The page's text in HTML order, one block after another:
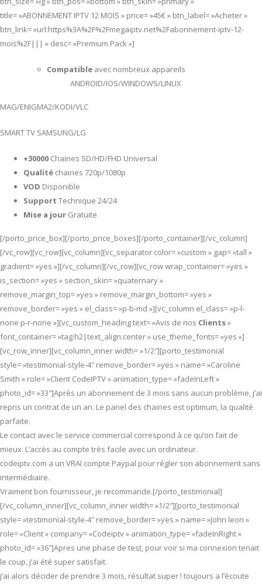
title= »ABONNEMENT IPTV 12 MOIS » price= »45€ » btn_label= »Acheter »
btn_link= »url:https%3A%2F%2Fmegaiptv.net%2Fabonnement-iptv-12-
mois%2F||| » desc= »Premium Pack »]
Compatible avec nombreux appareils
ANDROID/IOS/WINDOWS/LINUX
MAG/ENIGMA2/KODI/VLC
SMART TV SAMSUNG/LG
+30000 Chaines SD/HD/FHD Universal
Qualité chaines 720p/1080p
VOD Disponible
Support Technique 24/24
Mise a jour Gratuite
[/porto_price_box][/porto_price_boxes][/porto_container][/vc_column]
[/vc_row][vc_row][vc_column][vc_separator color= »custom » gap= »tall »
gradient= »yes »][/vc_column][/vc_row][vc_row wrap_container= »yes »
is_section= »yes » section_skin= »quaternary »
remove_margin_top= »yes » remove_margin_bottom= »yes »
remove_border= »yes » el_class= »p-b-md »][vc_column el_class= »p-l-
none p-r-none »][vc_custom_heading text= »Avis de nos Clients»
font_container= »tag:h2|text_align:center » use_theme_fonts= »yes »]
[vc_row_inner][vc_column_inner width= »1/2″][porto_testimonial
style= »testimonial-style-4″ remove_border= »yes » name= »Caroline
Smith » role= »Client CodeIPTV » animation_type= »fadeInLeft »
photo_id= »33″]Après un abonnement de 3 mois sans aucun problème, j’ai
repris un contrat de un an. Le panel des chaines est optimum, la qualité
parfaite.
Le contact avec le service commercial correspond à ce qu’on fait de
mieux. L’accès au compte très facile avec un ordinateur.
codeiptv.com a un VRAI compte Paypal pour régler son abonnement sans
intermédiaire.
Vraiment bon fournisseur, je recommande.[/porto_testimonial]
[/vc_column_inner][vc_column_inner width= »1/2″][porto_testimonial
style= »testimonial-style-4″ remove_border= »yes » name= »John leon »
role= »Client » company= »Codeiptv » animation_type= »fadeInRight »
photo_id= »36″]Apres une phase de test, pour voir si ma connexion tenait
le coup, j’ai été super satisfait.
j’ai alors décider de prendre 3 mois, résultat super ! toujours a l’écoute